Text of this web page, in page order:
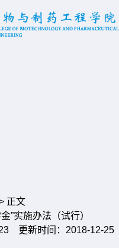
正文
”实施办法（试行）
更新时间：2018-12-25